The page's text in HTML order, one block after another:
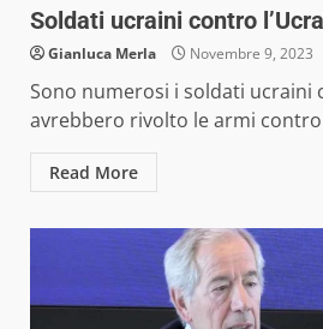
Soldati ucraini contro
Gianluca Merla Novembre 9, 2023
Sono numerosi i soldati ucraini
avrebbero rivolto le armi
Read More